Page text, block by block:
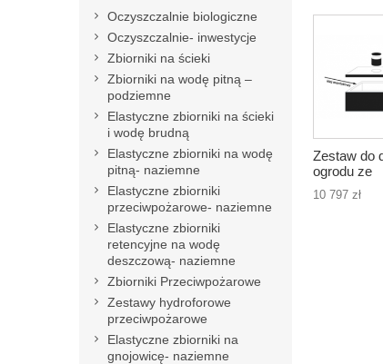
Zestaw do
ogrodu ze
zbiornikiem
betonowym
10 797 zł
Oczyszczalnie biologiczne
Oczyszczalnie- inwestycje
Zbiorniki na ścieki
Zbiorniki na wodę pitną –
podziemne
Elastyczne zbiorniki na ścieki
i wodę brudną
Elastyczne zbiorniki na wodę
pitną- naziemne
Elastyczne zbiorniki
przeciwpożarowe- naziemne
Elastyczne zbiorniki
retencyjne na wodę
deszczową- naziemne
Zbiorniki Przeciwpożarowe
Zestawy hydroforowe
przeciwpożarowe
Elastyczne zbiorniki na
gnojowicę- naziemne